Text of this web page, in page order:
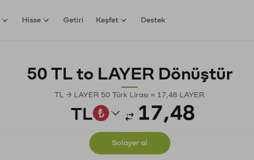
Hisse Getiri Keşfet Destek
50 TL to LAYER Dönüştür
TL → LAYER 50 Türk Lirası ≈ 17,48 LAYER
TL
Solayer al